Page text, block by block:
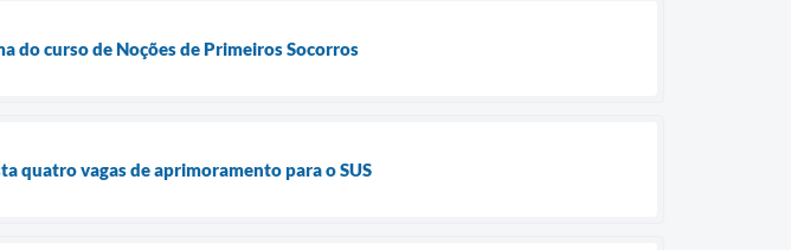
do curso de Noções de Primeiros Socorros
quatro vagas de aprimoramento para o SUS